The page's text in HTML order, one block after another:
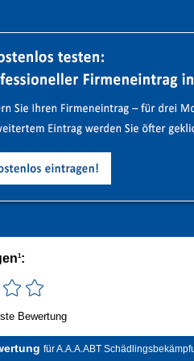
1:
Bewertung
für A.A.A.ABT